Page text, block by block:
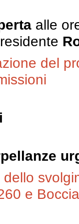
alle
del
e